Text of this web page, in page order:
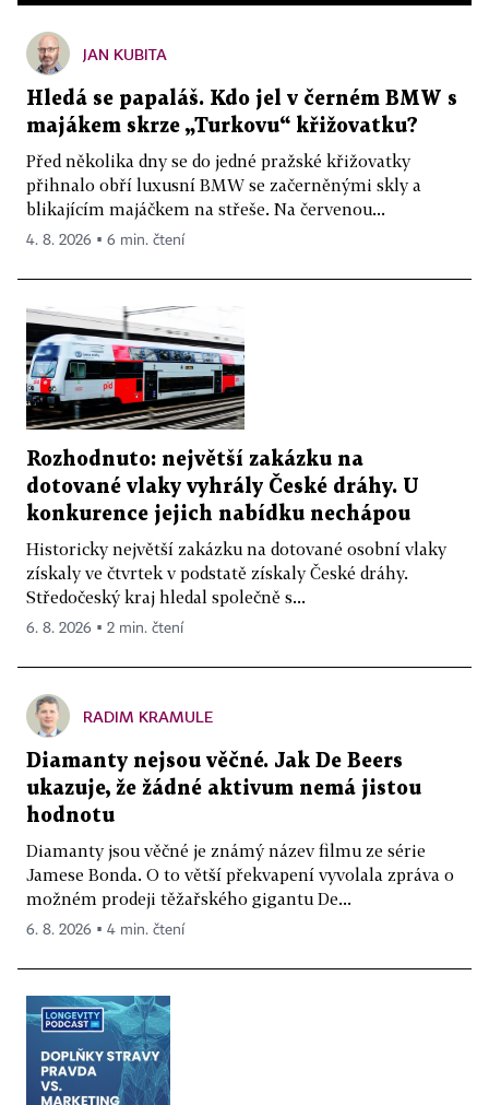
JAN KUBITA
Hledá se papaláš. Kdo jel v černém BMW s
majákem skrze „Turkovu“ křižovatku?
Před několika dny se do jedné pražské křižovatky
přihnalo obří luxusní BMW se začerněnými skly a
blikajícím majáčkem na střeše. Na červenou...
4. 8. 2026 ▪ 6 min. čtení
Rozhodnuto: největší zakázku na
dotované vlaky vyhrály České dráhy. U
konkurence jejich nabídku nechápou
Historicky největší zakázku na dotované osobní vlaky
získaly ve čtvrtek v podstatě získaly České dráhy.
Středočeský kraj hledal společně s...
6. 8. 2026 ▪ 2 min. čtení
RADIM KRAMULE
Diamanty nejsou věčné. Jak De Beers
ukazuje, že žádné aktivum nemá jistou
hodnotu
Diamanty jsou věčné je známý název filmu ze série
Jamese Bonda. O to větší překvapení vyvolala zpráva o
možném prodeji těžařského gigantu De...
6. 8. 2026 ▪ 4 min. čtení